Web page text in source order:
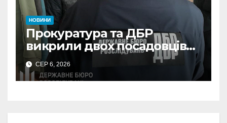
НОВИНИ
Прокуратура та ДБР
викрили двох посадовців
ДПС Сумщини на вимаганні
неправомірної вигоди у
ФОПа
СЕР 6, 2026